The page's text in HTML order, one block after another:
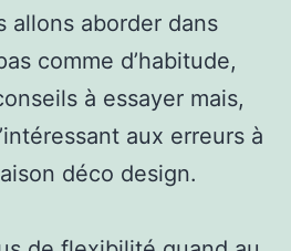
allons aborder dans
comme d’habitude,
à essayer mais,
aux erreurs à
déco design.